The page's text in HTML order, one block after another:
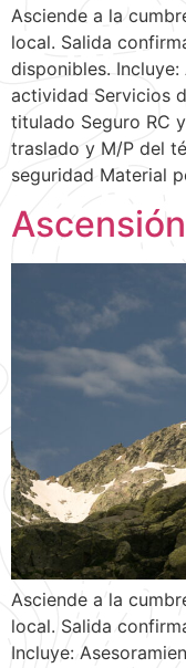
Asciende a la
local. Salida
disponibles.
actividad Servicios
titulado Seguro RC
traslado y M/P del
seguridad Material
Asciende a la
local. Salida
Incluye: